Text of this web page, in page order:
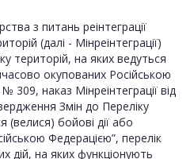
з питань реінтеграції
(далі - Мінреінтеграції)
територій, на яких ведуться
окупованих Російською
309, наказ Мінреінтеграції від
Змін до Переліку
(велися) бойові дії або
Федерацією”, перелік
дій, на яких функціонують